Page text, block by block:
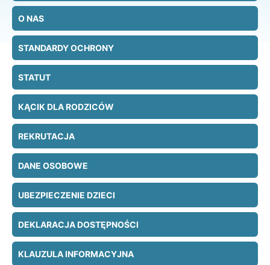
O NAS
STANDARDY OCHRONY
STATUT
KĄCIK DLA RODZICÓW
REKRUTACJA
DANE OSOBOWE
UBEZPIECZENIE DZIECI
DEKLARACJA DOSTĘPNOŚCI
KLAUZULA INFORMACYJNA